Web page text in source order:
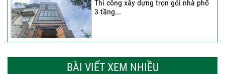
Thi công xây dựng trọn gói nhà phố
3 tầng...
Anh...
BÀI VIẾT XEM NHIỀU